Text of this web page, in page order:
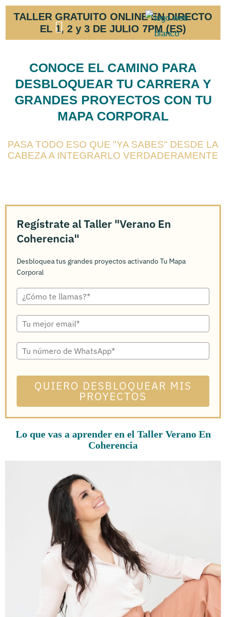
contenido
TALLER GRATUITO ONLINE EN DIRECTO
EL 1, 2 y 3 DE JULIO 7PM (ES)
CONOCE EL CAMINO PARA
DESBLOQUEAR TU CARRERA Y
GRANDES PROYECTOS CON TU
MAPA CORPORAL
PASA TODO ESO QUE "YA SABES" DESDE LA
CABEZA A INTEGRARLO VERDADERAMENTE
Regístrate al Taller "Verano En
Coherencia"
Desbloquea tus grandes proyectos activando Tu Mapa
Corporal
QUIERO DESBLOQUEAR MIS
PROYECTOS
Lo que vas a aprender en el Taller Verano En
Coherencia